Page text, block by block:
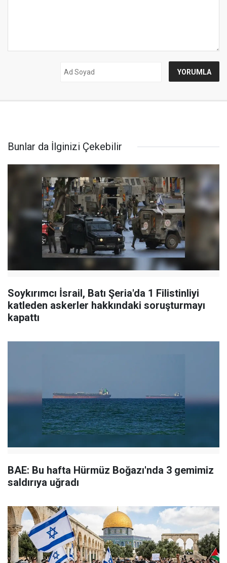
Bunlar da İlginizi Çekebilir
Soykırımcı İsrail, Batı Şeria'da 1 Filistinliyi
katleden askerler hakkındaki soruşturmayı
kapattı
BAE: Bu hafta Hürmüz Boğazı'nda 3 gemimiz
saldırıya uğradı